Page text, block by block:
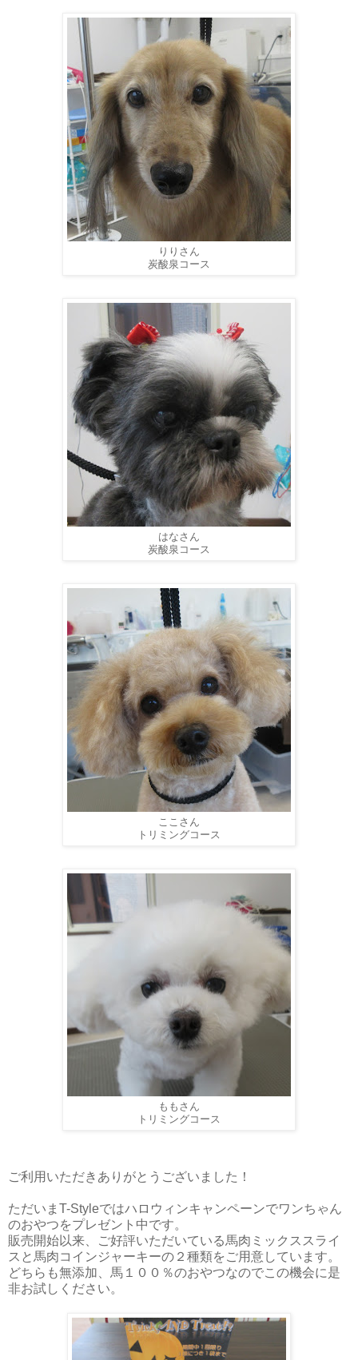
りりさん
炭酸泉コース
はなさん
炭酸泉コース
ここさん
トリミングコース
ももさん
トリミングコース
ご利用いただきありがとうございました！
ただいまT-Styleではハロウィンキャンペーンでワンちゃん
のおやつをプレゼント中です。
販売開始以来、ご好評いただいている馬肉ミックススライ
スと馬肉コインジャーキーの２種類をご用意しています。
どちらも無添加、馬１００％のおやつなのでこの機会に是
非お試しください。